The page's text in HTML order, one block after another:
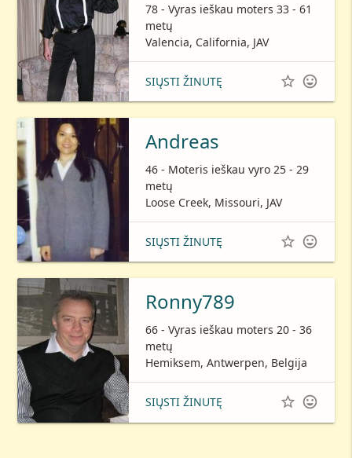
78 - Vyras ieškau moters 33 - 61
metų
Valencia, California, JAV
SIŲSTI ŽINUTĘ  
Andreas
46 - Moteris ieškau vyro 25 - 29
metų
Loose Creek, Missouri, JAV
SIŲSTI ŽINUTĘ  
Ronny789
66 - Vyras ieškau moters 20 - 36
metų
Hemiksem, Antwerpen, Belgija
SIŲSTI ŽINUTĘ  